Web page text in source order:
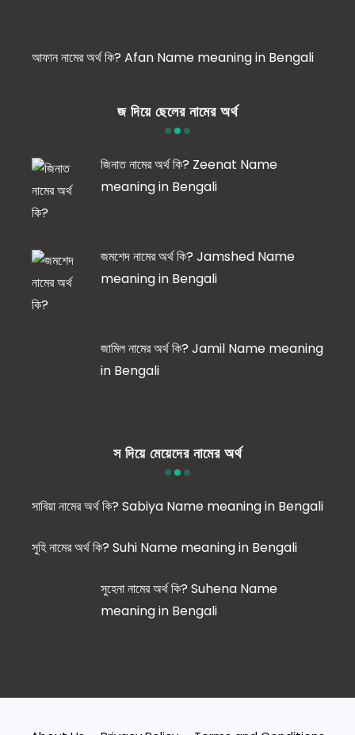
আফান নামের অর্থ কি? Afan Name meaning in Bengali
জ দিয়ে ছেলের নামের অর্থ
জিনাত নামের অর্থ কি? Zeenat Name
meaning in Bengali
জমশেদ নামের অর্থ কি? Jamshed Name
meaning in Bengali
জামিল নামের অর্থ কি? Jamil Name meaning
in Bengali
স দিয়ে মেয়েদের নামের অর্থ
সাবিয়া নামের অর্থ কি? Sabiya Name meaning in Bengali
সুহি নামের অর্থ কি? Suhi Name meaning in Bengali
সুহেনা নামের অর্থ কি? Suhena Name
meaning in Bengali